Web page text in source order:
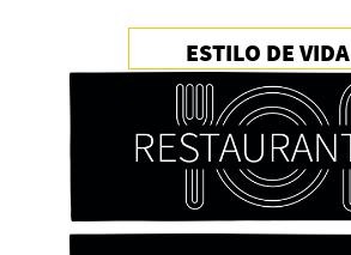
ESTILO DE VIDA